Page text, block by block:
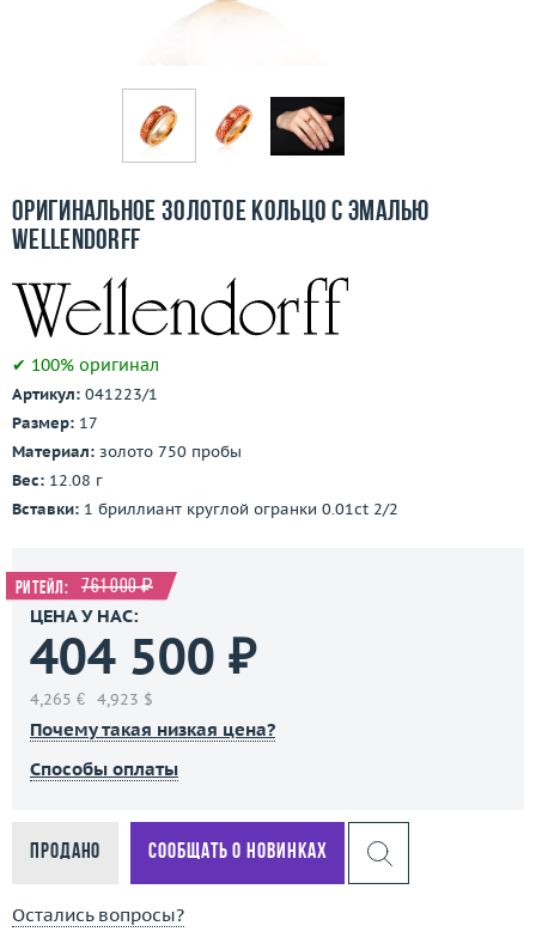
Бесплатная доставка
Контакты
3D-тур по шоуруму
Оригинальное золотое кольцо с эмалью
Wellendorff
✔ 100% оригинал
Артикул: 041223/1
Размер: 17
Материал: золото 750 пробы
Вес: 12.08 г
Вставки: 1 бриллиант круглой огранки 0.01ct 2/2
Ритейл: 761 000 ₽
ЦЕНА У НАС:
404 500 ₽
4,265 € 4,923 $
Почему такая низкая цена?
Способы оплаты
Продано Сообщать о новинках
Остались вопросы?